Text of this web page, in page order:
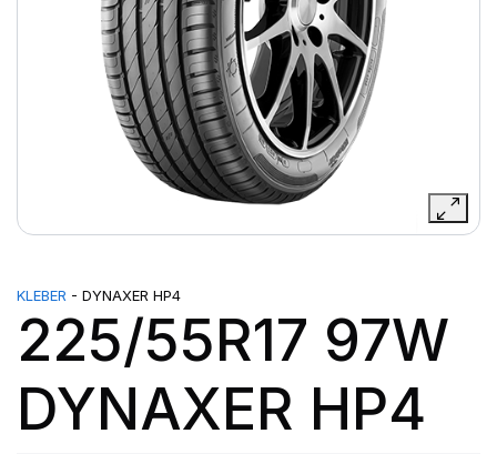
KLEBER - DYNAXER HP4
225/55R17 97W
DYNAXER HP4